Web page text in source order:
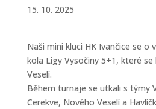
15. 10. 2025
Naši mini kluci HK Ivančice se o
kola Ligy Vysočiny 5+1, které
Veselí.
Během turnaje se utkali s týmy
Cerekve, Nového Veselí a